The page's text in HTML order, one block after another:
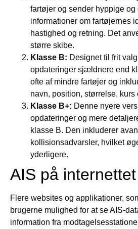
fartøjer og sender hyppige og
informationer om fartøjernes
hastighed og retning. Det
større skibe.
Klasse B: Designet til frit
opdateringer sjældnere end
ofte af mindre fartøjer og
navn, position, størrelse, kurs
Klasse B+: Denne nyere
opdateringer og mere
klasse B. Den inkluderer
kollisionsadvarsler, hvilket
yderligere.
AIS på internettet
Flere websites og applikationer,
brugerne mulighed for at se AIS-
information fra